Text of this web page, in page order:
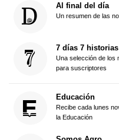
Al final del día
Un resumen de las
7 días 7 historias
Una selección de los
para suscriptores
Educación
Recibe cada lunes
la Educación